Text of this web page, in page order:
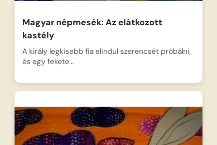
Magyar népmesék: Az elátkozott
kastély
A király legkisebb fia elindul szerencsét próbálni,
és egy fekete…